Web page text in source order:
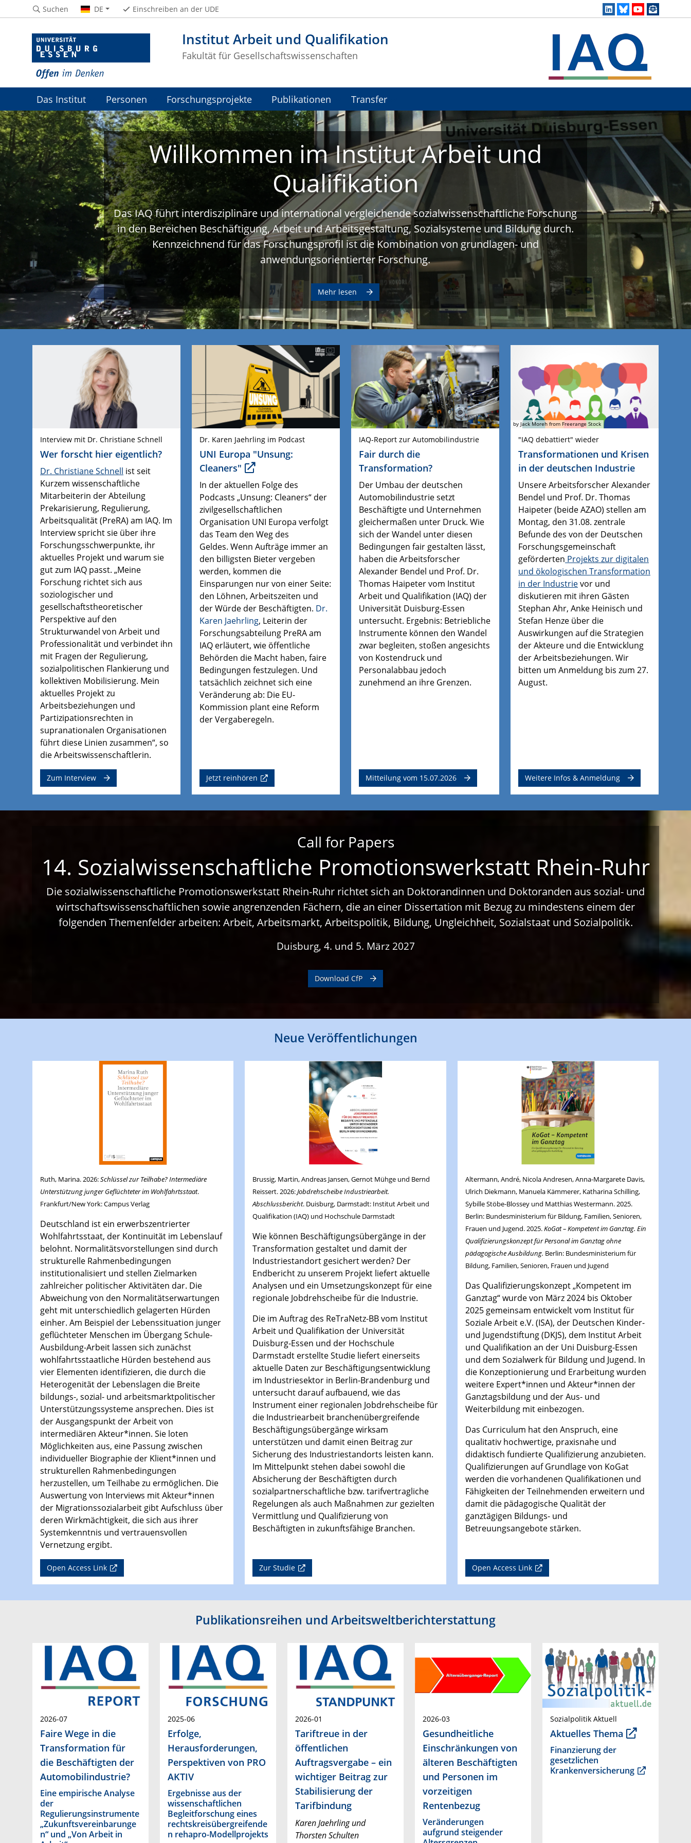
Institut Arbeit und Qualifikation
Fakultät für Gesellschaftswissenschaften
Suchen DE Einschreiben an der UDE
Das Institut Personen Forschungsprojekte Publikationen Transfer
Willkommen im Institut Arbeit und
Qualifikation
Das IAQ führt interdisziplinäre und international vergleichende sozialwissenschaftliche Forschung
in den Bereichen Beschäftigung, Arbeit und Arbeitsgestaltung, Sozialsysteme und Bildung durch.
Kennzeichnend für das Forschungsprofil ist die Kombination von grundlagen- und
anwendungsorientierter Forschung.
Mehr lesen
Interview mit Dr. Christiane Schnell
Wer forscht hier eigentlich?
Dr. Christiane Schnell ist seit
Kurzem wissenschaftliche
Mitarbeiterin der Abteilung
Prekarisierung, Regulierung,
Arbeitsqualität (PreRA) am IAQ. Im
Interview spricht sie über ihre
Forschungsschwerpunkte, ihr
aktuelles Projekt und warum sie
gut zum IAQ passt. „Meine
Forschung richtet sich aus
soziologischer und
gesellschaftstheoretischer
Perspektive auf den
Strukturwandel von Arbeit und
Professionalität und verbindet ihn
mit Fragen der Regulierung,
sozialpolitischen Flankierung und
kollektiven Mobilisierung. Mein
aktuelles Projekt zu
Arbeitsbeziehungen und
Partizipationsrechten in
supranationalen Organisationen
führt diese Linien zusammen“, so
die Arbeitswissenschaftlerin.
Zum Interview
Dr. Karen Jaehrling im Podcast
UNI Europa "Unsung:
Cleaners"
In der aktuellen Folge des
Podcasts „Unsung: Cleaners“ der
zivilgesellschaftlichen
Organisation UNI Europa verfolgt
das Team den Weg des
Geldes. Wenn Aufträge immer an
den billigsten Bieter vergeben
werden, kommen die
Einsparungen nur von einer Seite:
den Löhnen, Arbeitszeiten und
der Würde der Beschäftigten. Dr.
Karen Jaehrling, Leiterin der
Forschungsabteilung PreRAam
IAQ erläutert, wie öffentliche
Behörden die Macht haben, faire
Bedingungen festzulegen. Und
tatsächlich zeichnet sich eine
Veränderung ab: Die EU-
Kommission plant eine Reform
der Vergaberegeln.
Jetzt reinhören
IAQ-Report zur Automobilindustrie
Fair durch die
Transformation?
Der Umbau der deutschen
Automobilindustrie setzt
Beschäftigte und Unternehmen
gleichermaßen unter Druck. Wie
sich der Wandel unter diesen
Bedingungen fair gestalten lässt,
haben die Arbeitsforscher
Alexander Bendel und Prof. Dr.
Thomas Haipeter vom Institut
Arbeit und Qualifikation (IAQ) der
Universität Duisburg-Essen
untersucht. Ergebnis: Betriebliche
Instrumente können den Wandel
zwar begleiten, stoßen angesichts
von Kostendruck und
Personalabbau jedoch
zunehmend an ihre Grenzen.
Mitteilung vom 15.07.2026
by Jack Moreh from Freerange Stock
"IAQ debattiert" wieder
Transformationen und Krisen
in der deutschen Industrie
Unsere Arbeitsforscher Alexander
Bendel und Prof. Dr. Thomas
Haipeter (beide AZAO) stellen am
Montag, den 31.08. zentrale
Befunde des von der Deutschen
Forschungsgemeinschaft
geförderten Projekts zur digitalen
und ökologischen Transformation
in der Industrievor und
diskutieren mit ihren Gästen
Stephan Ahr, Anke Heinisch und
Stefan Henze über die
Auswirkungen auf die Strategien
der Akteure und die Entwicklung
der Arbeitsbeziehungen. Wir
bitten um Anmeldung bis zum 27.
August.
Weitere Infos & Anmeldung
Call for Papers
14. Sozialwissenschaftliche Promotionswerkstatt Rhein-Ruhr
Die sozialwissenschaftliche Promotionswerkstatt Rhein-Ruhr richtet sich an Doktorandinnen und Doktoranden aus sozial- und
wirtschaftswissenschaftlichen sowie angrenzenden Fächern, die an einer Dissertation mit Bezug zu mindestens einem der
folgenden Themenfelder arbeiten: Arbeit, Arbeitsmarkt, Arbeitspolitik, Bildung, Ungleichheit, Sozialstaat und Sozialpolitik.
Duisburg, 4. und 5. März 2027
Download CfP
Neue Veröffentlichungen
Ruth, Marina. 2026:Schlüssel zur Teilhabe? Intermediäre
Unterstützung junger Geflüchteter im Wohlfahrtsstaat.
Frankfurt/New York: Campus Verlag
Deutschland ist ein erwerbszentrierter
Wohlfahrtsstaat, der Kontinuität im Lebenslauf
belohnt. Normalitätsvorstellungen sind durch
strukturelle Rahmenbedingungen
institutionalisiert und stellen Zielmarken
zahlreicher politischer Aktivitäten dar. Die
Abweichung von den Normalitätserwartungen
geht mit unterschiedlich gelagerten Hürden
einher. Am Beispiel der Lebenssituation junger
geflüchteter Menschen im Übergang Schule-
Ausbildung-Arbeit lassen sich zunächst
wohlfahrtsstaatliche Hürden bestehend aus
vier Elementen identifizieren, die durch die
Heterogenität der Lebenslagen die Breite
bildungs-, sozial- und arbeitsmarktpolitischer
Unterstützungssysteme ansprechen. Dies ist
der Ausgangspunkt der Arbeit von
intermediären Akteur*innen. Sie loten
Möglichkeiten aus, eine Passung zwischen
individueller Biographie der Klient*innen und
strukturellen Rahmenbedingungen
herzustellen, um Teilhabe zu ermöglichen. Die
Auswertung von Interviews mit Akteur*innen
der Migrationssozialarbeit gibt Aufschluss über
deren Wirkmächtigkeit, die sich aus ihrer
Systemkenntnis und vertrauensvollen
Vernetzung ergibt.
Open Access Link
Brussig, Martin, Andreas Jansen, Gernot Mühge und Bernd
Reissert. 2026:Jobdrehscheibe Industriearbeit.
Abschlussbericht. Duisburg, Darmstadt: Institut Arbeit und
Qualifikation (IAQ) und Hochschule Darmstadt
Wie können Beschäftigungsübergänge in der
Transformation gestaltet und damit der
Industriestandort gesichert werden? Der
Endbericht zu unserem Projekt liefert aktuelle
Analysen und ein Umsetzungskonzept für eine
regionale Jobdrehscheibe für die Industrie.
Die im Auftrag des ReTraNetz-BB vom Institut
Arbeit und Qualifikation der Universität
Duisburg-Essen und der Hochschule
Darmstadt erstellte Studie liefert einerseits
aktuelle Daten zur Beschäftigungsentwicklung
im Industriesektor in Berlin-Brandenburg und
untersucht darauf aufbauend, wie das
Instrument einer regionalen Jobdrehscheibe für
die Industriearbeit branchenübergreifende
Beschäftigungsübergänge wirksam
unterstützen und damit einen Beitrag zur
Sicherung des Industriestandorts leisten kann.
Im Mittelpunkt stehen dabei sowohl die
Absicherung der Beschäftigten durch
sozialpartnerschaftliche bzw. tarifvertragliche
Regelungen als auch Maßnahmen zur gezielten
Vermittlung und Qualifizierung von
Beschäftigten in zukunftsfähige Branchen.
Zur Studie
Altermann, André, Nicola Andresen, Anna-Margarete Davis,
Ulrich Diekmann, Manuela Kämmerer, Katharina Schilling,
Sybille Stöbe-Blossey und Matthias Westermann. 2025.
Berlin: Bundesministerium für Bildung, Familien, Senioren,
Frauen und Jugend. 2025.KoGat – Kompetent im Ganztag. Ein
Qualifizierungskonzept für Personal im Ganztag ohne
pädagogische Ausbildung. Berlin: Bundesministerium für
Bildung, Familien, Senioren, Frauen und Jugend
Das Qualifizierungskonzept „Kompetent im
Ganztag“ wurde von März 2024 bis Oktober
2025 gemeinsam entwickelt vom Institut für
Soziale Arbeit e.V. (ISA), der Deutschen Kinder-
und Jugendstiftung (DKJS), dem Institut Arbeit
und Qualifikation an der Uni Duisburg-Essen
und dem Sozialwerk für Bildung und Jugend. In
die Konzeptionierung und Erarbeitung wurden
weitere Expert*innen und Akteur*innen der
Ganztagsbildung und der Aus- und
Weiterbildung mit einbezogen.
Das Curriculum hat den Anspruch, eine
qualitativ hochwertige, praxisnahe und
didaktisch fundierte Qualifizierung anzubieten.
Qualifizierungen auf Grundlage von KoGat
werden die vorhandenen Qualifikationen und
Fähigkeiten der Teilnehmenden erweitern und
damit die pädagogische Qualität der
ganztägigen Bildungs- und
Betreuungsangebote stärken.
Open Access Link
Publikationsreihen und Arbeitsweltberichterstattung
2026-07
Faire Wege in die
Transformation für
die Beschäftigten der
Automobilindustrie?
Eine empirische Analyse
der
Regulierungsinstrumente
„Zukunftsvereinbarunge
n“ und „Von Arbeit in
2025-06
Erfolge,
Herausforderungen,
Perspektiven von PRO
AKTIV
Ergebnisse aus der
wissenschaftlichen
Begleitforschung eines
rechtskreisübergreifende
n rehapro-Modellprojekts
2026-01
Tariftreue in der
öffentlichen
Auftragsvergabe – ein
wichtiger Beitrag zur
Stabilisierung der
Tarifbindung
Karen Jaehrling und
Thorsten Schulten
2026-03
Gesundheitliche
Einschränkungen von
älteren Beschäftigten
und Personen im
vorzeitigen
Rentenbezug
Veränderungen
aufgrund steigender
Sozialpolitik Aktuell
Aktuelles Thema
Finanzierung der
gesetzlichen
Krankenversicherung